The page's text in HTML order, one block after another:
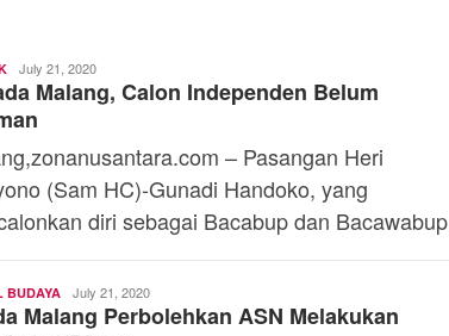
Toski
Dermaleksana
July 21, 2020
Malang, Calon Independen Belum
– Pasangan Heri
(Sam HC)-Gunadi Handoko, yang
diri sebagai Bacabup dan Bacawabup
BUDAYA Toski
Dermaleksana
July 21, 2020
Malang Perbolehkan ASN Melakukan